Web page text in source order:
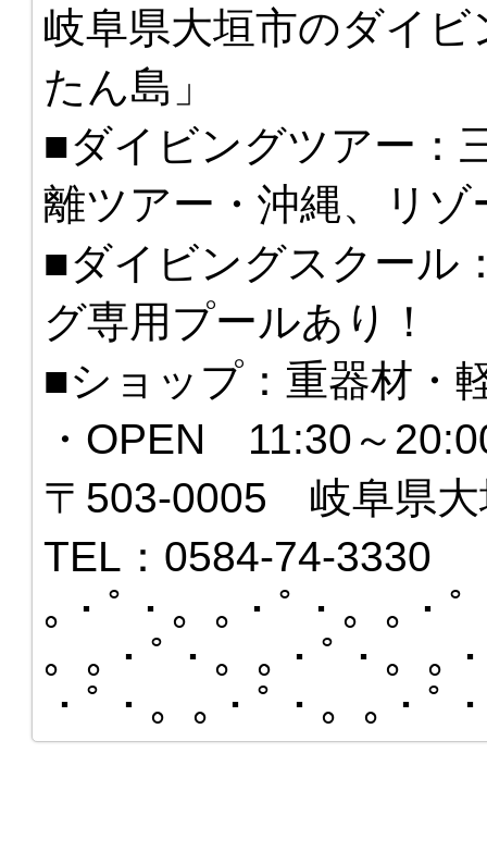
岐阜県大垣市のダイ
たん島」
■ダイビングツアー：
離ツアー・沖縄、リ
■ダイビングスクール
グ専用プールあり！
■ショップ：重器材・
・OPEN 11:30～
〒503-0005 岐阜県大
TEL：0584-74-3330
｡・ﾟ・。｡・ﾟ・。｡・
。｡・ﾟ・。｡・ﾟ・。｡
・ﾟ・。｡・ﾟ・。｡・ﾟ